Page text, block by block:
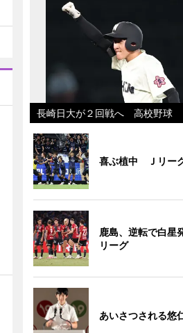
長崎日大が２回戦へ 高校野球
喜ぶ植中 Ｊリー
鹿島、逆転で白星
リーグ
あいさつされる悠